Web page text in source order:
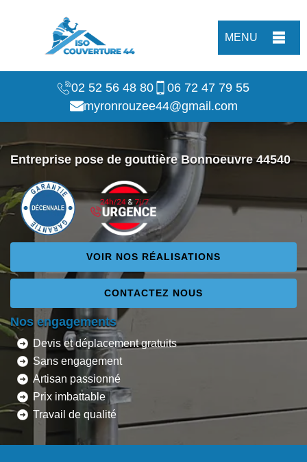
MENU
02 52 56 48 80
06 72 47 79 55
myronrouzee44@gmail.com
Entreprise pose de gouttière Bonnoeuvre 44540
VOIR NOS RÉALISATIONS
CONTACTEZ NOUS
Nos engagements
Devis et déplacement gratuits
Sans engagement
Artisan passionné
Prix imbattable
Travail de qualité